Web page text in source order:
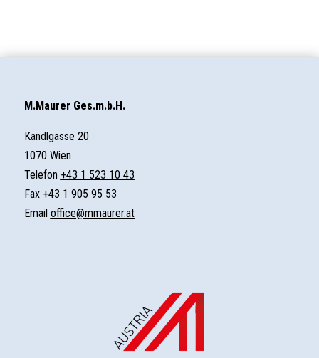
M.Maurer Ges.m.b.H.
Kandlgasse 20
1070 Wien
Telefon +43 1 523 10 43
Fax +43 1 905 95 53
Email office@mmaurer.at